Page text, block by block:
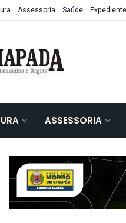
Assessoria Saúde Expediente
ASSESSORIA